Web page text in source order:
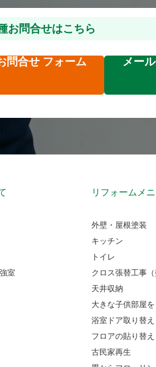
お問合せはこちら
問合せ フォーム メー
室
リフォームメ
外壁・屋根塗装
キッチン
トイレ
クロス張替工事（
天井収納
大きな子供部屋
浴室ドア取り替え
フロアの貼り替え
古民家再生